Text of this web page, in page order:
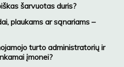
šarvuotas duris?
plaukams ar sąnariams –
turto administratorių ir
įmonei?